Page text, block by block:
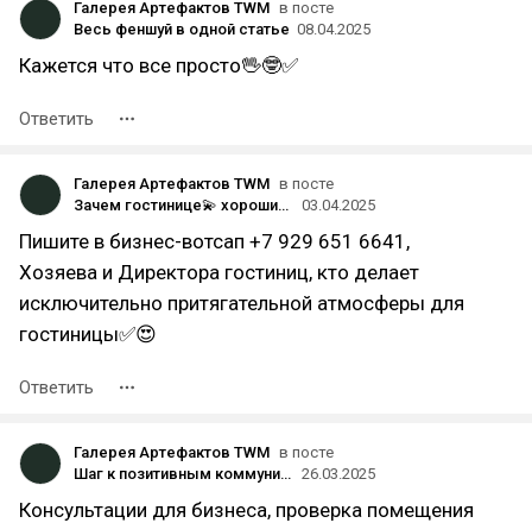
Галерея Артефактов TWM в посте
Весь феншуй в одной статье 08.04.2025
Кажется что все просто🖖🤓✅
Ответить
Галерея Артефактов TWM в посте
Зачем гостинице💫 хороший феншуй🌶️✨💪💰‼️
03.04.2025
Пишите в бизнес-вотсап +7 929 651 6641,
Хозяева и Директора гостиниц, кто делает
исключительно притягательной атмосферы для
гостиницы✅😍
Ответить
Галерея Артефактов TWM в посте
Шаг к позитивным коммуникациям 🎉💃🕺✨ 26.03.2025
Консультации для бизнеса, проверка помещения